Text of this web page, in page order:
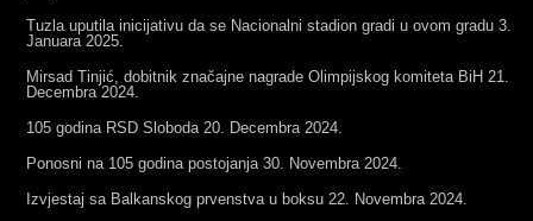
Tuzla uputila inicijativu da se Nacionalni stadion gradi u ovom gradu 3.
Januara 2025.
Mirsad Tinjić, dobitnik značajne nagrade Olimpijskog komiteta BiH 21.
Decembra 2024.
105 godina RSD Sloboda 20. Decembra 2024.
Ponosni na 105 godina postojanja 30. Novembra 2024.
Izvjestaj sa Balkanskog prvenstva u boksu 22. Novembra 2024.